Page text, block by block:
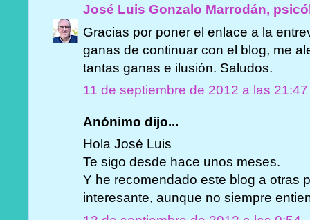
José Luis Gonzalo Marrodán,
Gracias por poner el enlace a la
ganas de continuar con el blog, me
tantas ganas e ilusión. Saludos.
11 de septiembre de 2012 a las 21:47
Anónimo dijo...
Hola José Luis
Te sigo desde hace unos meses.
Y he recomendado este blog a otras
interesante, aunque no siempre